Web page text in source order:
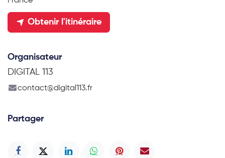
Obtenir l'itinéraire
Organisateur
DIGITAL 113
contact@digital113.fr
Partager